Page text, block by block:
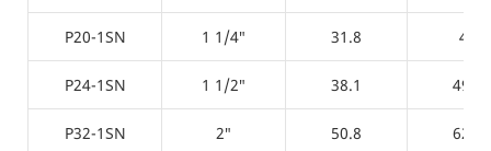
P20-1SN 1 1/4″ 31.8 43
P24-1SN 1 1/2″ 38.1 49.2
P32-1SN 2″ 50.8 62.6